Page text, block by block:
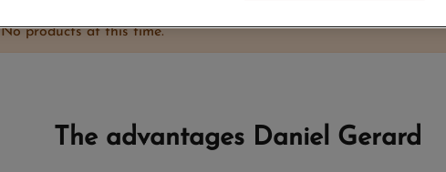
No products at this time.
The advantages Daniel Gerard